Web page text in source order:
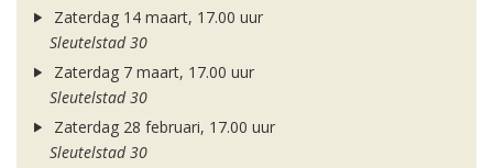
Zaterdag 14 maart, 17.00 uur
Sleutelstad 30
Zaterdag 7 maart, 17.00 uur
Sleutelstad 30
Zaterdag 28 februari, 17.00 uur
Sleutelstad 30